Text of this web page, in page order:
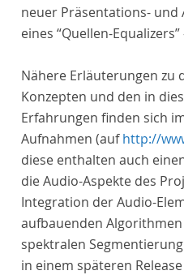
neuer Präsentations- und
eines “Quellen-
Nähere Erläuterungen zu
Konzepten und den in
Erfahrungen finden sich
Aufnahmen (aufhttp://
diese enthalten auch
die Audio-Aspekte des
Integration der Audio-
aufbauenden
spektralen
in einem späteren